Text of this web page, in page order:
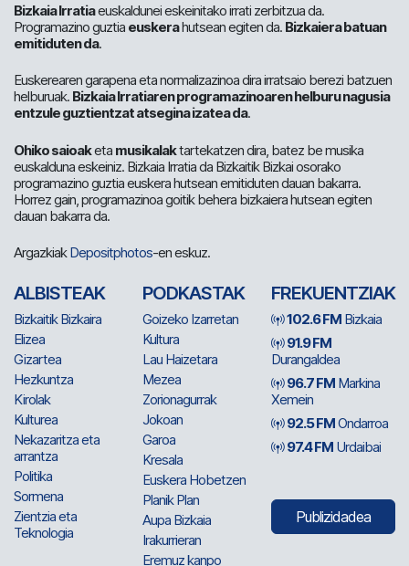
Bizkaia Irratiaeuskaldunei eskeinitako irrati zerbitzua da.
Programazino guztia euskerahutsean egiten da. Bizkaiera batuan
emitiduten da.
Euskerearen garapena eta normalizazinoa dira irratsaio berezi batzuen
helburuak. Bizkaia Irratiaren programazinoaren helburu nagusia
entzule guztientzat atsegina izatea da.
Ohiko saioaketa musikalaktartekatzen dira, batez be musika
euskalduna eskeiniz. Bizkaia Irratia da Bizkaitik Bizkai osorako
programazino guztia euskera hutsean emitiduten dauan bakarra.
Horrez gain, programazinoa goitik behera bizkaiera hutsean egiten
dauan bakarra da.
ArgazkiakDepositphotos-en eskuz.
ALBISTEAK
Bizkaitik Bizkaira
Elizea
Gizartea
Hezkuntza
Kirolak
Kulturea
Nekazaritza eta
arrantza
Politika
Sormena
Zientzia eta
Teknologia
PODKASTAK
Goizeko Izarretan
Kultura
Lau Haizetara
Mezea
Zorionagurrak
Jokoan
Garoa
Kresala
Euskera Hobetzen
Planik Plan
Aupa Bizkaia
Irakurrieran
Eremuz kanpo
FREKUENTZIAK
102.6 FM Bizkaia
91.9 FM
Durangaldea
96.7 FM Markina
Xemein
92.5 FMOndarroa
97.4 FM Urdaibai
Publizidadea